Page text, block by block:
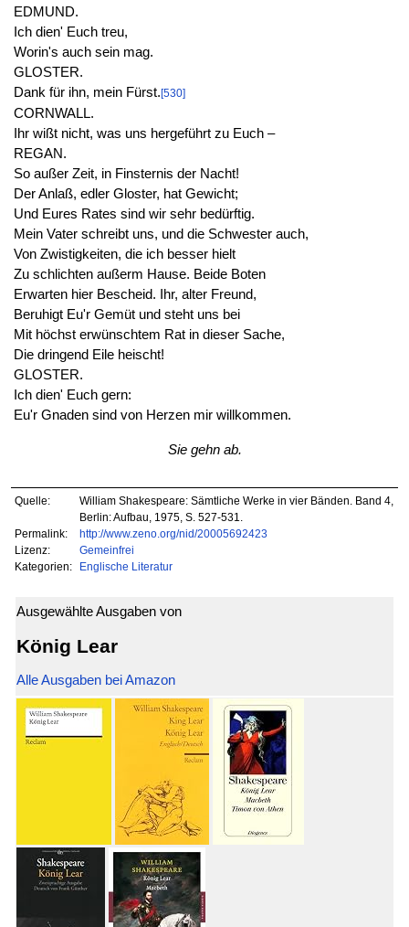
EDMUND.
Ich dien' Euch treu,
Worin's auch sein mag.
GLOSTER.
Dank für ihn, mein Fürst.[530]
CORNWALL.
Ihr wißt nicht, was uns hergeführt zu Euch –
REGAN.
So außer Zeit, in Finsternis der Nacht!
Der Anlaß, edler Gloster, hat Gewicht;
Und Eures Rates sind wir sehr bedürftig.
Mein Vater schreibt uns, und die Schwester auch,
Von Zwistigkeiten, die ich besser hielt
Zu schlichten außerm Hause. Beide Boten
Erwarten hier Bescheid. Ihr, alter Freund,
Beruhigt Eu'r Gemüt und steht uns bei
Mit höchst erwünschtem Rat in dieser Sache,
Die dringend Eile heischt!
GLOSTER.
Ich dien' Euch gern:
Eu'r Gnaden sind von Herzen mir willkommen.
Sie gehn ab.
Quelle:
William Shakespeare: Sämtliche Werke in vier Bänden. Band 4,
Berlin: Aufbau, 1975, S. 527-531.
Permalink:
http://www.zeno.org/nid/20005692423
Lizenz:
Gemeinfrei
Kategorien:
Englische Literatur
Ausgewählte Ausgaben von
König Lear
Alle Ausgaben bei Amazon